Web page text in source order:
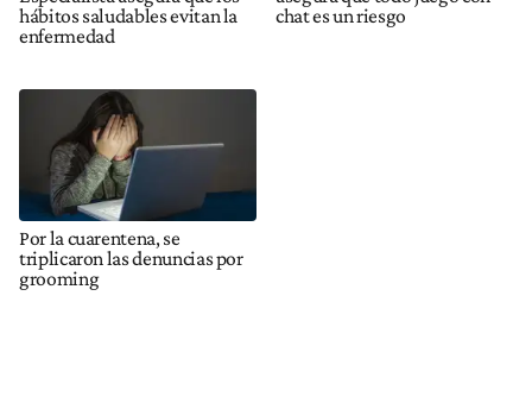
hábitos saludables evitan la
enfermedad
chat es un riesgo
Por la cuarentena, se
triplicaron las denuncias por
grooming